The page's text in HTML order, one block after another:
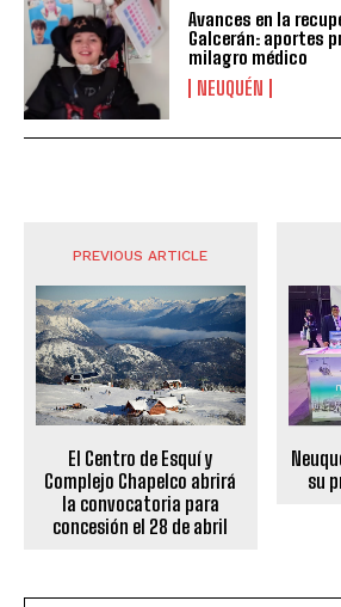
Avances en la
Galcerán: aportes
milagro médico
NEUQUÉN
PREVIOUS ARTICLE
El Centro de Esquí y
Complejo Chapelco abrirá
la convocatoria para
concesión el 28 de abril
su